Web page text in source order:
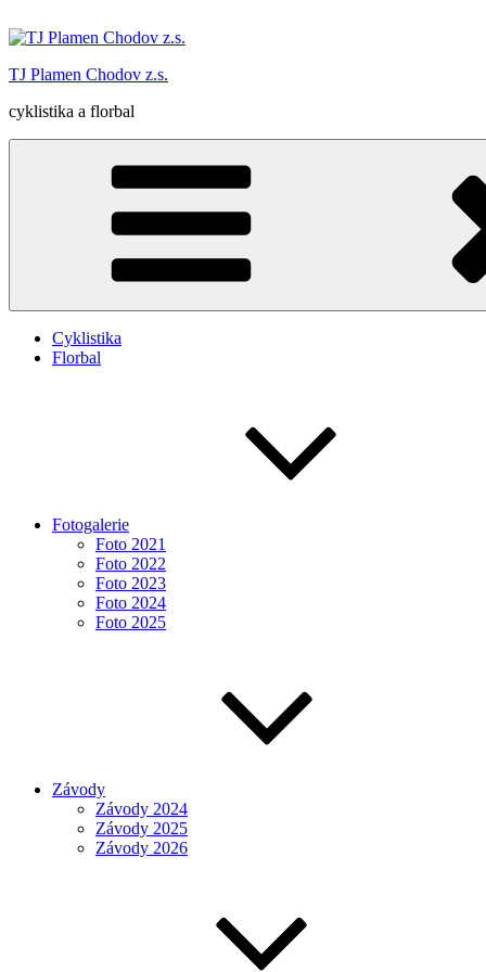
k
webu
TJ Plamen Chodov z.s.
cyklistika a florbal
Cyklistika
Florbal
Fotogalerie
Foto 2021
Foto 2022
Foto 2023
Foto 2024
Foto 2025
Závody
Závody 2024
Závody 2025
Závody 2026